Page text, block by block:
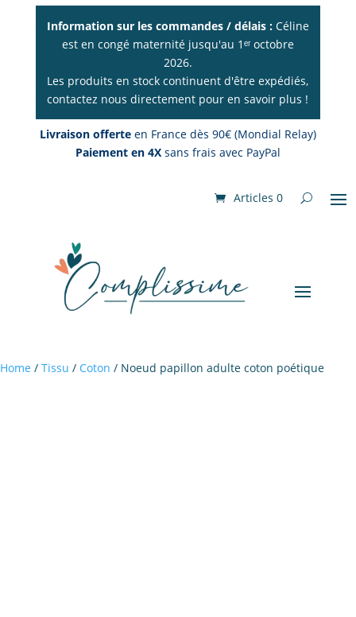
Information sur les commandes / délais : Céline
est en congé maternité jusqu'au 1ᵉʳ octobre
2026.
Les produits en stock continuent d'être expédiés,
contactez nous directement pour en savoir plus !
Livraison offerte en France dès 90€ (Mondial Relay)
Paiement en 4X sans frais avec PayPal
Articles 0
Home / Tissu / Coton / Noeud papillon adulte coton poétique